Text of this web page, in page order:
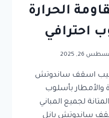
الحرارة
احترافي
26, 2025
اسقف ساندوتش
والأمطار بأسلوب
لجميع المباني
ساندوتش بانل